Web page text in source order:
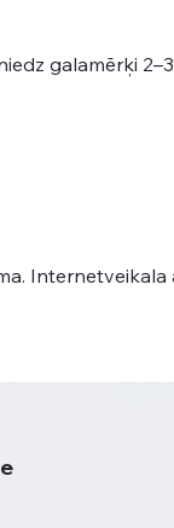
galamērķi